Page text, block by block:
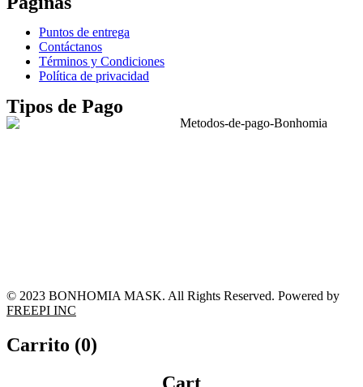
Puntos de entrega
Contáctanos
Términos y Condiciones
Política de privacidad
Tipos de Pago
© 2023 BONHOMIA MASK. All Rights Reserved. Powered by
FREEPI INC
Carrito (0)